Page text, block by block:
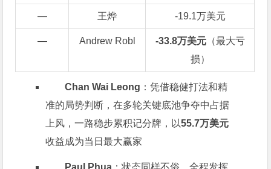
— 王烨 -19.1万美元
— Andrew Robl -33.8万美元（最大亏
损）
Chan Wai Leong ：凭借稳健打法和精
准的局势判断，在多轮关键底池争夺中占据
上风，一路稳步累积记分牌，以55.7万美元
收益成为当日最大赢家
Paul Phua ：状态同样不俗，全程发挥